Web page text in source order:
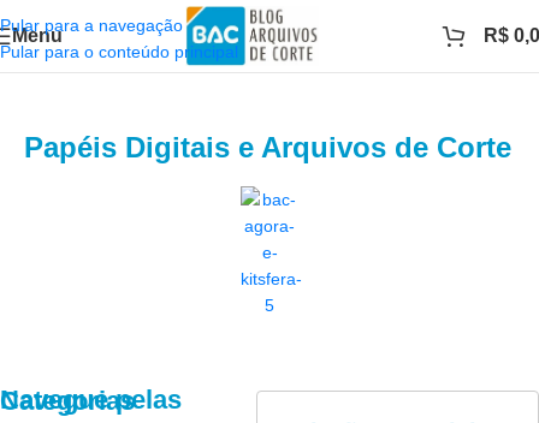
Pular para a navegação
Pular para o conteúdo principal
Menu R$
Papéis Digitais e Arquivos de Corte
Navegue pelas Categorias